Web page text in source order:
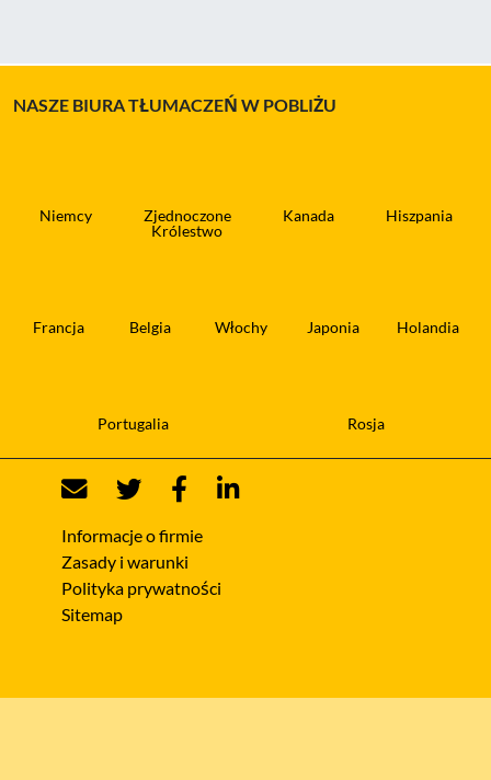
NASZE BIURA TŁUMACZEŃ W POBLIŻU
Niemcy
Zjednoczone
Królestwo
Kanada Hiszpania
Francja Belgia Włochy Japonia Holandia
Portugalia Rosja
Informacje o firmie
Zasady i warunki
Polityka prywatności
Sitemap